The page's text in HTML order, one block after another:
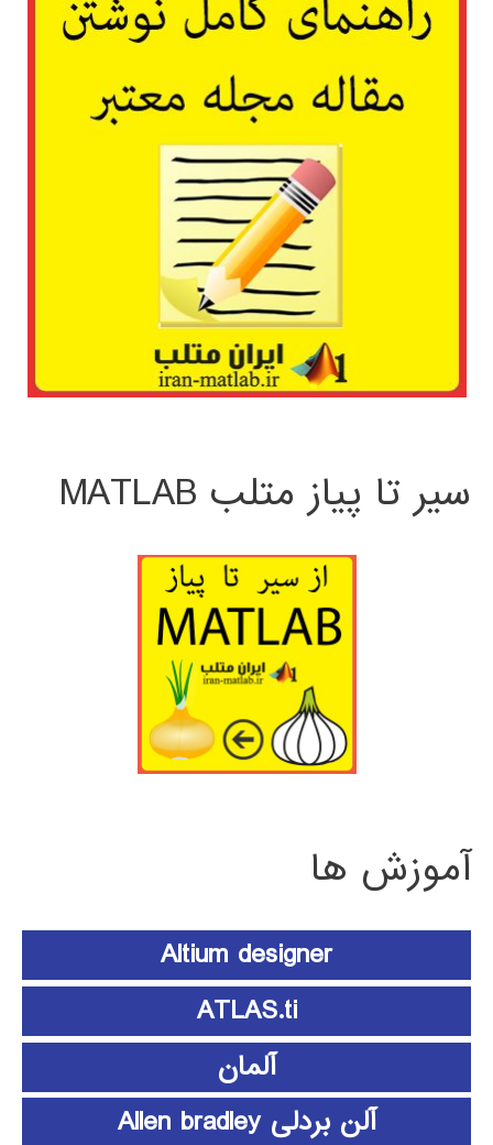
سیر تا پیاز متلب MATLAB
آموزش ها
Altium designer
ATLAS.ti
آلمان
آلن بردلی Allen bradley